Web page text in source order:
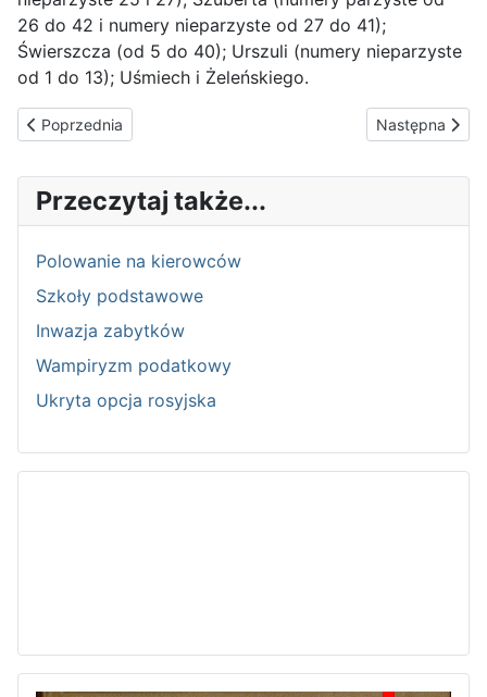
26 do 42 i numery nieparzyste od 27 do 41);
Świerszcza (od 5 do 40); Urszuli (numery nieparzyste
od 1 do 13); Uśmiech i Żeleńskiego.
Poprzednia strona: SIATKARKI
Poprzednia Następna
Następna
Przeczytaj także...
Polowanie na kierowców
Szkoły podstawowe
Inwazja zabytków
Wampiryzm podatkowy
Ukryta opcja rosyjska